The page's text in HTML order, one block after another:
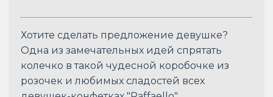
Хотите сделать предложение девушке?
Одна из замечательных идей спрятать
колечко в такой чудесной коробочке из
розочек и любимых сладостей всех